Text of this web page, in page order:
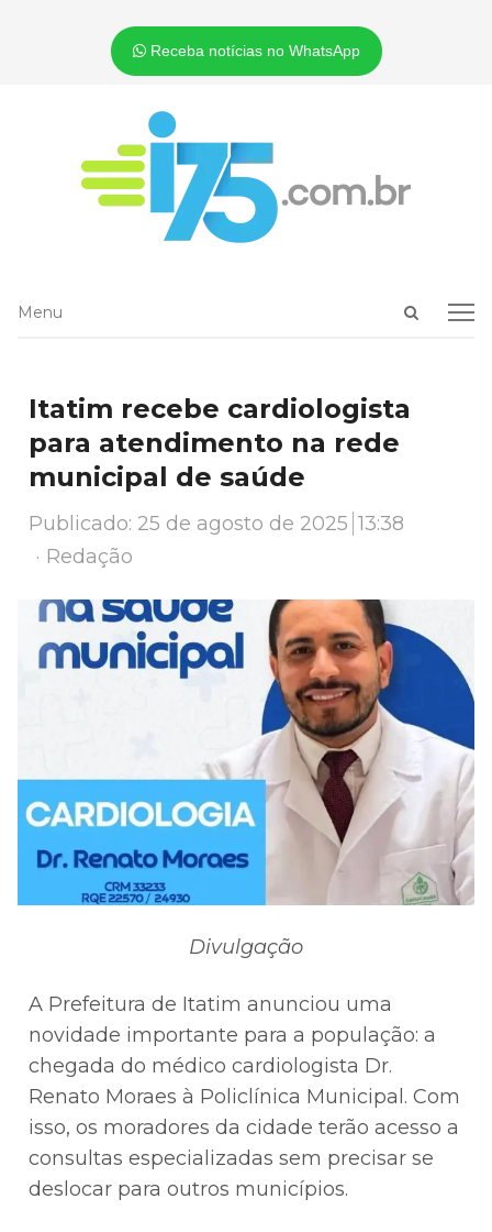
Receba notícias no WhatsApp
Open
Menu
Menu
Itatim recebe cardiologista
para atendimento na rede
municipal de saúde
Publicado: 25 de agosto de 2025 13:38
Author
Redação
Divulgação
A Prefeitura de Itatim anunciou uma
novidade importante para a população: a
chegada do médico cardiologista Dr.
Renato Moraes à Policlínica Municipal. Com
isso, os moradores da cidade terão acesso a
consultas especializadas sem precisar se
deslocar para outros municípios.